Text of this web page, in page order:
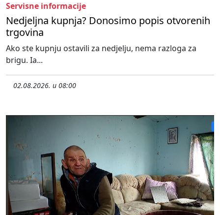
Servisne informacije
Nedjeljna kupnja? Donosimo popis otvorenih
trgovina
Ako ste kupnju ostavili za nedjelju, nema razloga za
brigu. Ia...
02.08.2026. u 08:00